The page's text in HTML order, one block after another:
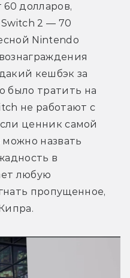
долларов,
2 — 70
Nintendo
кешбэк за
было тратить на
не работают с
ценник самой
назвать
в
любую
пропущенное,